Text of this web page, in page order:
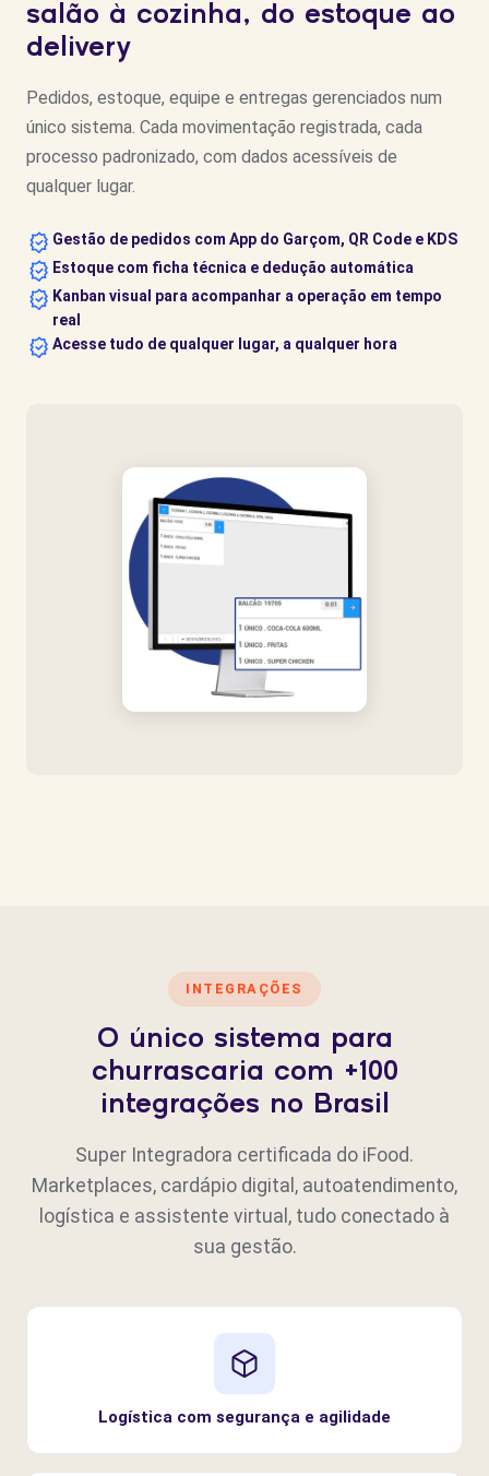
salão à cozinha, do estoque ao
delivery
Pedidos, estoque, equipe e entregas gerenciados num
único sistema. Cada movimentação registrada, cada
processo padronizado, com dados acessíveis de
qualquer lugar.
Gestão de pedidos com App do Garçom, QR Code e KDS
Estoque com ficha técnica e dedução automática
Kanban visual para acompanhar a operação em tempo
real
Acesse tudo de qualquer lugar, a qualquer hora
INTEGRAÇÕES
O único sistema para
churrascaria com +100
integrações no Brasil
Super Integradora certificada do iFood.
Marketplaces, cardápio digital, autoatendimento,
logística e assistente virtual, tudo conectado à
sua gestão.
Logística com segurança e agilidade